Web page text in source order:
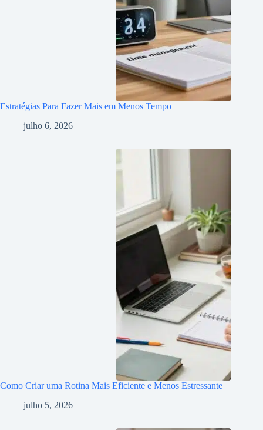
Estratégias Para Fazer Mais em Menos Tempo
julho 6, 2026
Como Criar uma Rotina Mais Eficiente e Menos Estressante
julho 5, 2026